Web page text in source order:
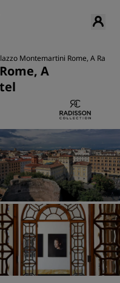
Montemartini Rome, A
A